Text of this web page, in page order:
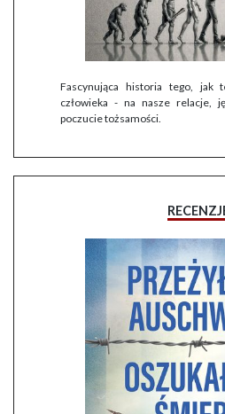
Fascynująca historia tego, jak
człowieka - na nasze relacje,
poczucie tożsamości.